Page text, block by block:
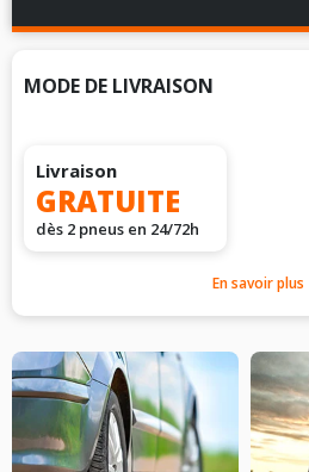
MODE DE LIVRAISON
Livraison
GRATUITE
dès 2 pneus en 24/72h
En savoir plus